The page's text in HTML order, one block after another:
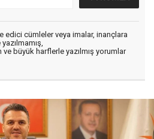
edici cümleler veya imalar, inançlara
büyük harflerle yazılmış yorumlar